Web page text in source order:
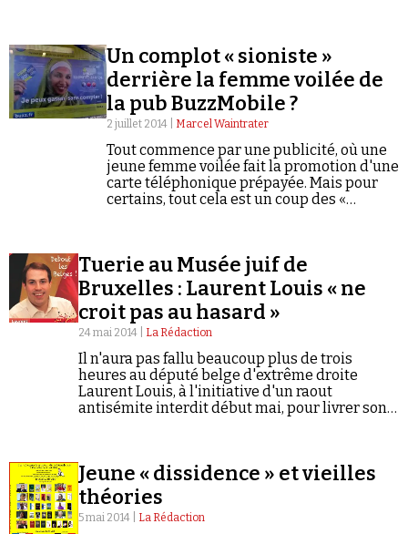
Un complot « sioniste »
derrière la femme voilée de
la pub BuzzMobile ?
2 juillet 2014 | Marcel Waintrater
Tout commence par une publicité, où une
jeune femme voilée fait la promotion d'une
carte téléphonique prépayée. Mais pour
certains, tout cela est un coup des «
Tuerie au Musée juif de
Bruxelles : Laurent Louis « ne
croit pas au hasard »
24 mai 2014 | La Rédaction
Il n'aura pas fallu beaucoup plus de trois
heures au député belge d'extrême droite
Laurent Louis, à l'initiative d'un raout
antisémite interdit début mai, pour livrer son
Jeune « dissidence » et vieilles
théories
5 mai 2014 | La Rédaction